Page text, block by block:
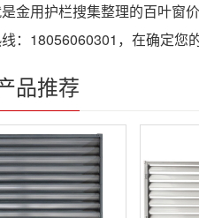
用护栏搜集整理的百叶窗价
：18056060301，在确定您
品推荐